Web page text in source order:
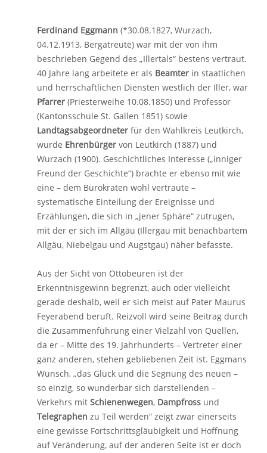
Ferdinand Eggmann (*30.08.1827, Wurzach,
04.12.1913, Bergatreute) war mit der von ihm
beschrieben Gegend des „Illertals“ bestens vertraut.
40 Jahre lang arbeitete er als Beamter in staatlichen
und herrschaftlichen Diensten westlich der Iller, war
Pfarrer (Priesterweihe 10.08.1850) und Professor
(Kantonsschule St. Gallen 1851) sowie
Landtagsabgeordneter für den Wahlkreis Leutkirch,
wurde Ehrenbürger von Leutkirch (1887) und
Wurzach (1900). Geschichtliches Interesse („inniger
Freund der Geschichte“) brachte er ebenso mit wie
eine – dem Bürokraten wohl vertraute –
systematische Einteilung der Ereignisse und
Erzählungen, die sich in „jener Sphäre“ zutrugen,
mit der er sich im Allgäu (Illergau mit benachbartem
Allgäu, Niebelgau und Augstgau) näher befasste.
Aus der Sicht von Ottobeuren ist der
Erkenntnisgewinn begrenzt, auch oder vielleicht
gerade deshalb, weil er sich meist auf Pater Maurus
Feyerabend beruft. Reizvoll wird seine Beitrag durch
die Zusammenführung einer Vielzahl von Quellen,
da er – Mitte des 19. Jahrhunderts – Vertreter einer
ganz anderen, stehen gebliebenen Zeit ist. Eggmans
Wunsch, „das Glück und die Segnung des neuen –
so einzig, so wunderbar sich darstellenden –
Verkehrs mit Schienenwegen, Dampfross und
Telegraphen zu Teil werden“ zeigt zwar einerseits
eine gewisse Fortschrittsgläubigkeit und Hoffnung
auf Veränderung, auf der anderen Seite ist er doch